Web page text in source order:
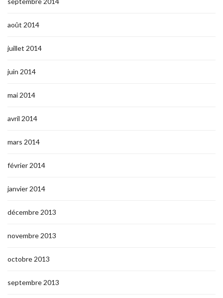
août 2014
juillet 2014
juin 2014
mai 2014
avril 2014
mars 2014
février 2014
janvier 2014
décembre 2013
novembre 2013
octobre 2013
septembre 2013